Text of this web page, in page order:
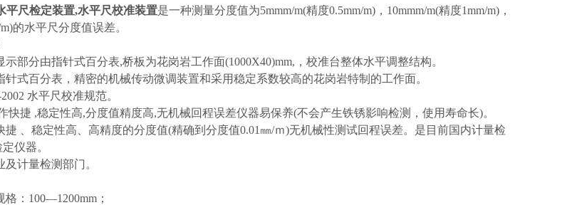
平尺检定装置,水平尺校准装置是一种测量分度值为5mmm/m(精度0.5mm/m)，10mmm/m(精度1mm/m)，
的水平尺分度值误差。
示部分由指针式百分表,桥板为花岗岩工作面(1000X40)mm,，校准台整体水平调整结构。
针式百分表，精密的机械传动微调装置和采用稳定系数较高的花岗岩特制的工作面。
水平尺校准规范。
快捷 ,稳定性高,分度值精度高,无机械回程误差仪器易保养(不会产生铁锈影响检测，使用寿命长)。
捷 、稳定性高、高精度的分度值(精确到分度值0.01㎜/ｍ)无机械性测试回程误差。是目前国内计量检
仪器。
计量检测部门。
：100—1200mm；